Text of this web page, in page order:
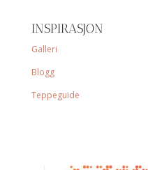
INSPIRASJON
Galleri
Blogg
Teppeguide